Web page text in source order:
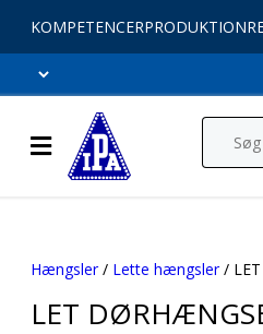
KOMPETENCERPRODUKTION
Hængsler/ Lette hængsler/ LET
LET